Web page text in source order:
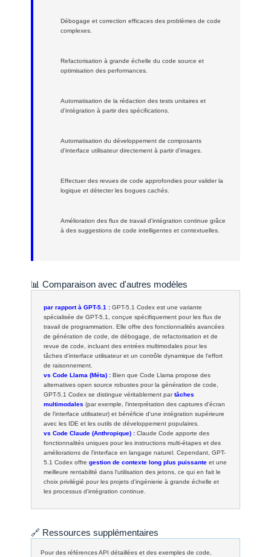
Débogage et correction efficaces des problèmes de code
complexes.
Refactorisation à grande échelle du code source et
optimisation des performances.
Automatisation de la rédaction des tests unitaires et
d'intégration à partir des spécifications.
Automatisation du développement de composants
d'interface utilisateur directement à partir d'images.
Effectuer des revues de code approfondies pour valider la
logique et détecter les bogues cachés.
Amélioration des flux de travail d'intégration continue grâce
à des suggestions de code intelligentes et contextuelles.
📊 Comparaison avec d'autres modèles
par rapport à GPT-5.1 : GPT-5.1 Codex est une variante
spécialisée de GPT-5.1, conçue spécifiquement pour les flux de
travail de programmation. Elle offre des fonctionnalités avancées
de génération de code, de débogage, de refactorisation et de
revue de code, incluant des entrées multimodales pour les
tâches d'interface utilisateur et un contrôle dynamique de l'effort
de raisonnement.
vs Code Llama (Méta) : Bien que Code Llama propose des
alternatives open source robustes pour la génération de code,
GPT-5.1 Codex se distingue véritablement partâches
multimodales (par exemple, l'interprétation des captures d'écran
de l'interface utilisateur) et bénéficie d'une intégration supérieure
avec les IDE et les outils de développement populaires.
vs Code Claude (Anthropique) : Claude Code apporte des
fonctionnalités uniques pour les instructions multi-étapes et des
améliorations de l'interface en langage naturel. Cependant, GPT-
5.1 Codex offregestion de contexte long plus puissante et une
meilleure rentabilité dans l'utilisation des jetons, ce qui en fait le
choix privilégié pour les projets d'ingénierie à grande échelle et
les processus d'intégration continue.
🔗 Ressources supplémentaires
Pour des références API détaillées et des exemples de code,